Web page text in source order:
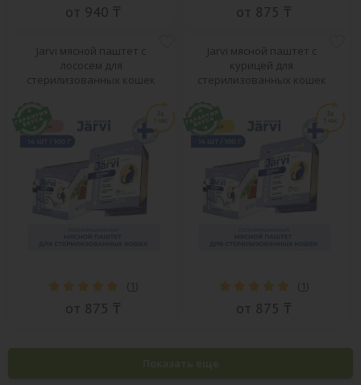
от 940 ₸ от 875 ₸
Jarvi мясной паштет с
лососем для
стерилизованных кошек
( 1)
от 875 ₸
Jarvi мясной паштет с
курицей для
стерилизованных кошек
( 1)
от 875 ₸
Показать еще